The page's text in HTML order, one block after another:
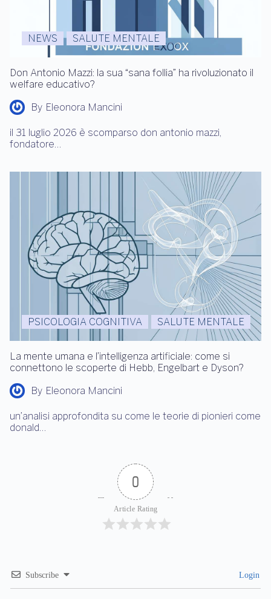
NEWS SALUTE MENTALE
Don Antonio Mazzi: la sua “sana follia” ha rivoluzionato il
welfare educativo?
By Eleonora Mancini
il 31 luglio 2026 è scomparso don antonio mazzi,
fondatore…
PSICOLOGIA COGNITIVA SALUTE MENTALE
La mente umana e l’intelligenza artificiale: come si
connettono le scoperte di Hebb, Engelbart e Dyson?
By Eleonora Mancini
un’analisi approfondita su come le teorie di pionieri come
donald…
0
Article Rating
Subscribe Login